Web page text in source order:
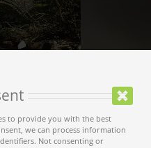
to provide you with the best
we can process information
Not consenting or